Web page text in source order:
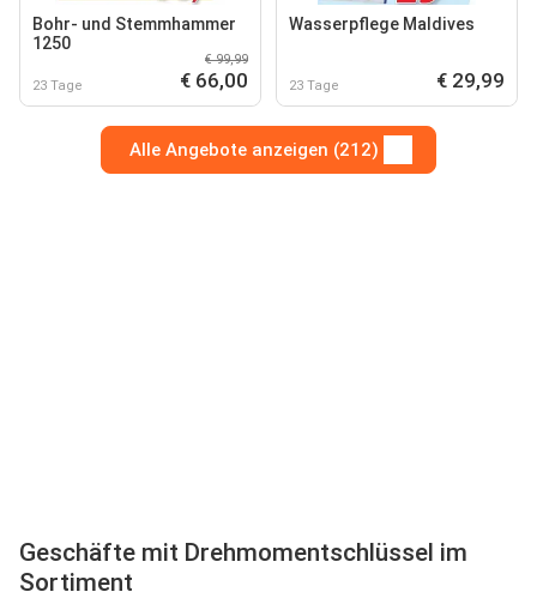
Bohr- und Stemmhammer
1250
23 Tage
€ 99,99
€ 66,00
Wasserpflege Maldives
23 Tage € 29,99
Alle Angebote anzeigen (212)
Geschäfte mit Drehmomentschlüssel im
Sortiment